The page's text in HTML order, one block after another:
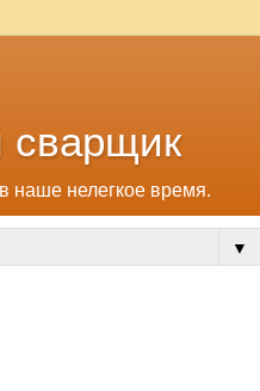
сварщик
наше нелегкое время.
▼